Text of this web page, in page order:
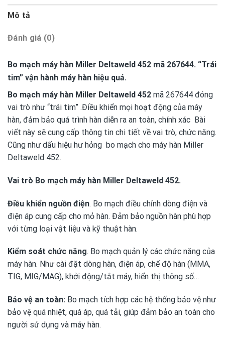
Mô tả
Đánh giá (0)
Bo mạch máy hàn Miller Deltaweld 452 mã 267644. “Trái
tim” vận hành máy hàn hiệu quả.
Bo mạch máy hàn Miller Deltaweld 452 mã 267644 đóng
vai trò như “trái tim” .Điều khiển mọi hoạt động của máy
hàn, đảm bảo quá trình hàn diễn ra an toàn, chính xác Bài
viết này sẽ cung cấp thông tin chi tiết về vai trò, chức năng.
Cũng như dấu hiệu hư hỏng bo mạch cho máy hàn Miller
Deltaweld 452.
Vai trò Bo mạch máy hàn Miller Deltaweld 452.
Điều khiển nguồn điện. Bo mạch điều chỉnh dòng điện và
điện áp cung cấp cho mỏ hàn. Đảm bảo nguồn hàn phù hợp
với từng loại vật liệu và kỹ thuật hàn.
Kiểm soát chức năng. Bo mạch quản lý các chức năng của
máy hàn. Như cài đặt dòng hàn, điện áp, chế độ hàn (MMA,
TIG, MIG/MAG), khởi động/tắt máy, hiển thị thông số…
Bảo vệ an toàn: Bo mạch tích hợp các hệ thống bảo vệ như
bảo vệ quá nhiệt, quá áp, quá tải, giúp đảm bảo an toàn cho
người sử dụng và máy hàn.